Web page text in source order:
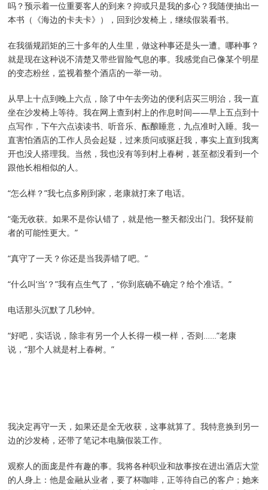
吗？预示着一位重要客人的到来？抑或只是我的多心？我随便抽出一
本书（《海边的卡夫卡》），回到沙发椅上，继续假装看书。
在我循规蹈矩的三十多年的人生里，做这种事还是头一遭。哪种事？
就是现在这种说不清楚又带些冒险气息的事。我感觉自己像某个明星
的变态粉丝，监视着整个酒店的一举一动。
从早上十点到晚上六点，除了中午去旁边的便利店买三明治，我一直
坐在沙发椅上等待。我在网上查到村上的作息时间——早上五点到十
点写作，下午六点读读书、听音乐、酝酿睡意，九点准时入睡。我一
直害怕酒店的工作人员会起疑，过来质问或驱赶我，事实上直到我离
开也没人搭理我。当然，我也没有等到村上春树，甚至都没看到一个
跟他长相相似的人。
“怎么样？”我七点多刚到家，老康就打来了电话。
“毫无收获。如果不是你认错了，就是他一整天都没出门。我怀疑前
者的可能性更大。”
“真守了一天？你还是当我弄错了吧。”
“什么叫‘当’？”我有点生气了，“你到底确不确定？给个准话。”
电话那头沉默了几秒钟。
“好吧，实话说，除非有另一个人长得一模一样，否则……”老康
说，“那个人就是村上春树。”
我决定再守一天，如果还是全无收获，这事就算了。我特意换到另一
边的沙发椅，还带了笔记本电脑假装工作。
观察人的面庞是件有趣的事。我将各种职业和故事按在进出酒店大堂
的人身上：他是金融从业者，要了杯咖啡，正等待自己的客户；她来